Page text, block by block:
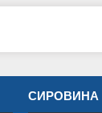
СИРОВИНА